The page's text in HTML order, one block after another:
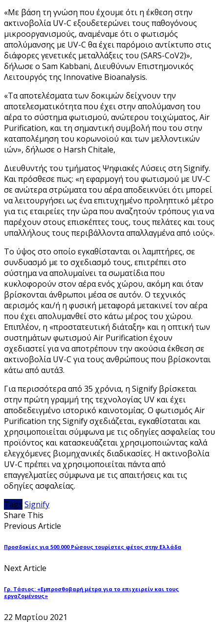
«Με βάση τη γνώση που έχουμε ότι η έκθεση στην
ακτινοβολία UV-C εξουδετερώνει τους παθογόνους
μικροοργανισμούς, αναμέναμε ότι ο φωτισμός
απολύμανσης με UV-C θα έχει παρόμοιο αντίκτυπο στις
διάφορες γενετικές μεταλλάξεις του (SARS-CoV2)»,
δήλωσε ο Sam Kabbani, Διευθύνων Επιστημονικός
Λειτουργός της Innovative Bioanalysis.
«Τα αποτελέσματα των δοκιμών δείχνουν την
αποτελεσματικότητα που έχει στην απολύμανση του
αέρα το σύστημα φωτισμού, ανώτερου τοιχώματος, Air
Purification, και τη σημαντική συμβολή που του στην
καταπολέμηση του κορωνοϊού και των μελλοντικών
ιών», δήλωσε ο Harsh Chitale,
Διευθυντής του τμήματος Ψηφιακές Λύσεις στη Signify.
Και πρόσθεσε πως: «η εφαρμογή του φωτισμού με UV-C
σε ανώτερα στρώματα του αέρα αποδεικνύει ότι μπορεί
να λειτουργήσει ως ένα επιτυχημένο προληπτικό μέτρο
για τις εταιρείες την ώρα που αναζητούν τρόπους για να
παρέχουν στους επισκέπτες τους, τους πελάτες και τους
υπαλλήλους τους περιβάλλοντα απαλλαγμένα από ιούς».
Το ύψος στο οποίο εγκαθίστανται οι λαμπτήρες, σε
συνδυασμό με το σχεδιασμό τoυς, επιτρέπει στο
σύστημα να απολυμαίνει τα σωματίδια που
κυκλοφορούν στον αέρα ενός χώρου, ακόμη και όταν
βρίσκονται άνθρωποι μέσα σε αυτόν. Ο τεχνικός
αερισμός και/ή η φυσική μεταφορά μετακινεί τον αέρα
που έχει απολυμανθεί στο κάτω μέρος του χώρου.
Επιπλέον, η «προστατευτική διάταξη» και η οπτική των
συστημάτων φωτισμού Air Purification έχουν
σχεδιαστεί για να αποτρέπουν την ακούσια έκθεση σε
ακτινοβολία UV-C για τους ανθρώπους που βρίσκονται
κάτω από αυτά3.
Για περισσότερα από 35 χρόνια, η Signify βρίσκεται
στην πρώτη γραμμή της τεχνολογίας UV και έχει
αποδεδειγμένο ιστορικό καινοτομίας. Ο φωτισμός Air
Purification της Signify σχεδιάζεται, εγκαθίσταται και
χρησιμοποιείται σύμφωνα με τις οδηγίες ασφαλείας του
προϊόντος και κατασκευάζεται χρησιμοποιώντας καλά
ελεγχόμενες βιομηχανικές διαδικασίες. Η ακτινοβολία
UV-C πρέπει να χρησιμοποιείται πάντα από
επαγγελματίες σύμφωνα με τις απαιτήσεις και τις
οδηγίες ασφαλείας.
Tags Signify
Share This
Previous Article
Προσδοκίες για 500.000 Ρώσους τουρίστες φέτος στην Ελλάδα
Next Article
Γρ. Τάσιος: «Εμπροσθοβαρή μέτρα για το επιχειρείν και τους
εργαζομένους»
22 Μαρτίου 2021